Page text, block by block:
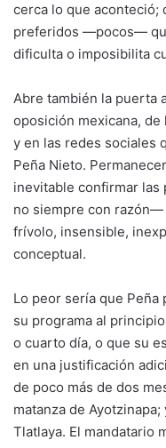
cerca lo que
preferidos —pocos—
dificulta o imposibilita
Abre también la puerta
oposición mexicana,
y en las redes sociales
Peña Nieto.
inevitable confirmar
no siempre con
frívolo, insensible,
conceptual.
Lo peor sería que Peña
su programa al
o cuarto día, o que su
en una justificación
de poco más de dos
matanza de
Tlatlaya. El mandatario